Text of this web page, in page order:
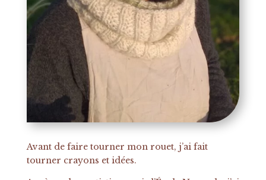
Avant de faire tourner mon rouet, j’ai fait
tourner crayons et idées.